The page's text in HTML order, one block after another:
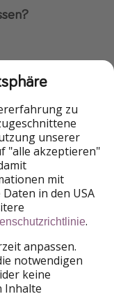
Group
zu
unserer
"alle akzeptieren"
mit
in den USA
.
anpassen.
notwendigen
keine
Inhalte